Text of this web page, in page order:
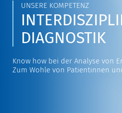
UNSERE KOMPETENZ
DIAGNOSTIK
Know how bei der Analyse von
Zum Wohle von Patientinnen